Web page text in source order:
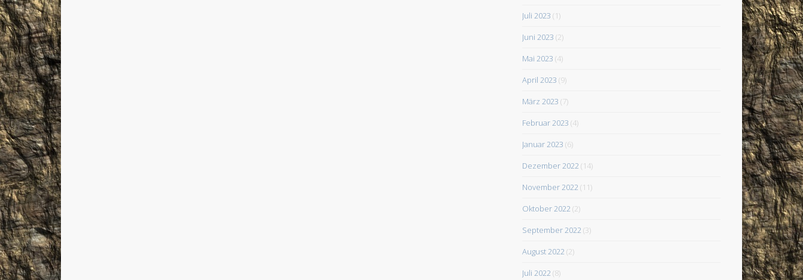
Juli 2023 (1)
Juni 2023 (2)
Mai 2023 (4)
April 2023 (9)
März 2023 (7)
Februar 2023 (4)
Januar 2023 (6)
Dezember 2022 (14)
November 2022 (11)
Oktober 2022 (2)
September 2022 (3)
August 2022 (2)
Juli 2022 (8)